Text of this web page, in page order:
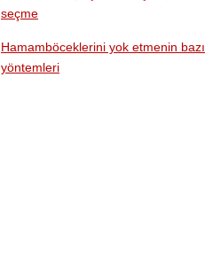
seçme
Hamamböceklerini yok etmenin bazı
yöntemleri